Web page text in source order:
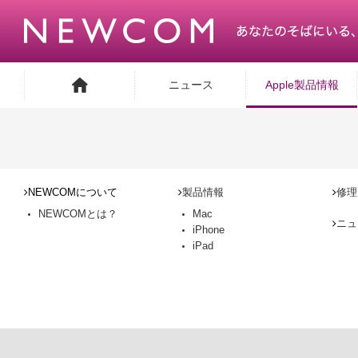
ニュース Apple製品情報
NEWCOMについて
NEWCOMとは？
製品情報
Mac
iPhone
iPad
修
ニ